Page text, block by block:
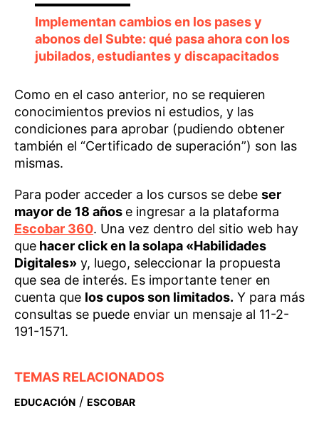
Implementan cambios en los pases y
abonos del Subte: qué pasa ahora con los
jubilados, estudiantes y discapacitados
Como en el caso anterior, no se requieren
conocimientos previos ni estudios, y las
condiciones para aprobar (pudiendo obtener
también el “Certificado de superación”) son las
mismas.
Para poder acceder a los cursos se debe ser
mayor de 18 años e ingresar a la plataforma
Escobar 360. Una vez dentro del sitio web hay
que hacer click en la solapa «Habilidades
Digitales» y, luego, seleccionar la propuesta
que sea de interés. Es importante tener en
cuenta que los cupos son limitados. Y para más
consultas se puede enviar un mensaje al 11-2-
191-1571.
TEMAS RELACIONADOS
EDUCACIÓN / ESCOBAR